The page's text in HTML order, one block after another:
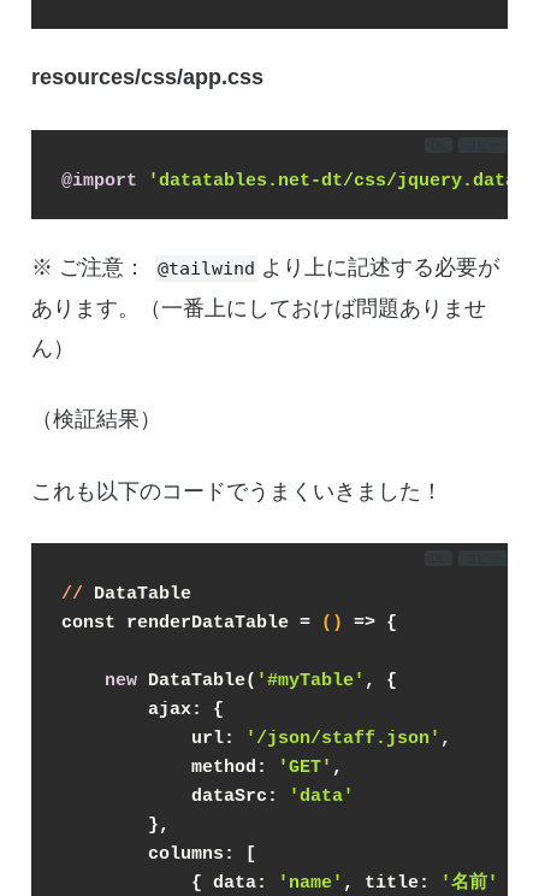
resources/css/app.css
@import 'datatables.net-dt/css/
※ ご注意： @tailwind より上に記述する必要が
あります。（一番上にしておけば問題ありませ
ん）
（検証結果）
これも以下のコードでうまくいきました！
// DataTable
const renderDataTable = () => {
new DataTable( '#myTable' , {
        ajax: {
            url:
'/json/staff.json' ,
            method:
'GET' ,
            dataSrc:
'data'
        },
        columns: [
            { data:
'name' , title: '名前'